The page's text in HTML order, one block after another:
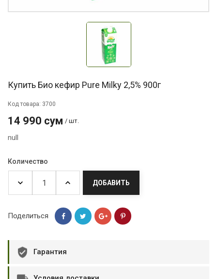
Купить Био кефир Pure Milky 2,5% 900г
Код товара: 3700
14 990 сум / шт.
null
Количество
ДОБАВИТЬ
Поделиться
Гарантия